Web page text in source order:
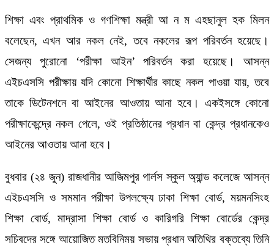
শিক্ষা এবং প্রাথমিক ও গণশিক্ষা মন্ত্রী আ ন ম এহছানুল হক মিলন
বলেছেন, এখন আর নকল নেই, তবে নকলের রূপ পরিবর্তন হয়েছে।
সেজন্য পুরোনো ‘পরীক্ষা আইন’ পরিবর্তন করা হয়েছে। আসন্ন
এইচএসসি পরীক্ষায় যদি কোনো শিক্ষার্থীর কাছে নকল পাওয়া যায়, তবে
তাকে ডিটেনশনে বা আইনের আওতায় আনা হবে। একইসঙ্গে কোনো
পরীক্ষাকেন্দ্রে নকল পেলে, ওই প্রতিষ্ঠানের প্রধান বা কেন্দ্র প্রধানকেও
আইনের আওতায় আনা হবে।
বুধবার (২৪ জুন) রাজধানীর আজিমপুর গার্লস স্কুল অ্যান্ড কলেজে আসন্ন
এইচএসসি ও সমমান পরীক্ষা উপলক্ষ্যে ঢাকা শিক্ষা বোর্ড, ময়মনসিংহ
শিক্ষা বোর্ড, মাদ্রাসা শিক্ষা বোর্ড ও কারিগরি শিক্ষা বোর্ডের কেন্দ্র
সচিবদের সঙ্গে আয়োজিত মতবিনিময় সভায় প্রধান অতিথির বক্তব্যে তিনি